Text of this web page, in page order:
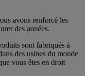
avons renforcé les
des années.
sont fabriqués à
des usines du monde
vous êtes en droit